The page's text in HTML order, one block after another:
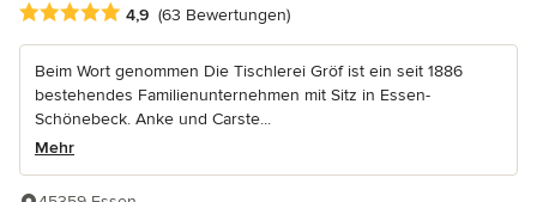
Durchschnittliche Bewertung: 4.9 von 5 Sternen
4,9 (63 Bewertungen)
Beim Wort genommen Die Tischlerei Gröf ist ein seit 1886
bestehendes Familienunternehmen mit Sitz in Essen-
Schönebeck. Anke und Carste...
Mehr